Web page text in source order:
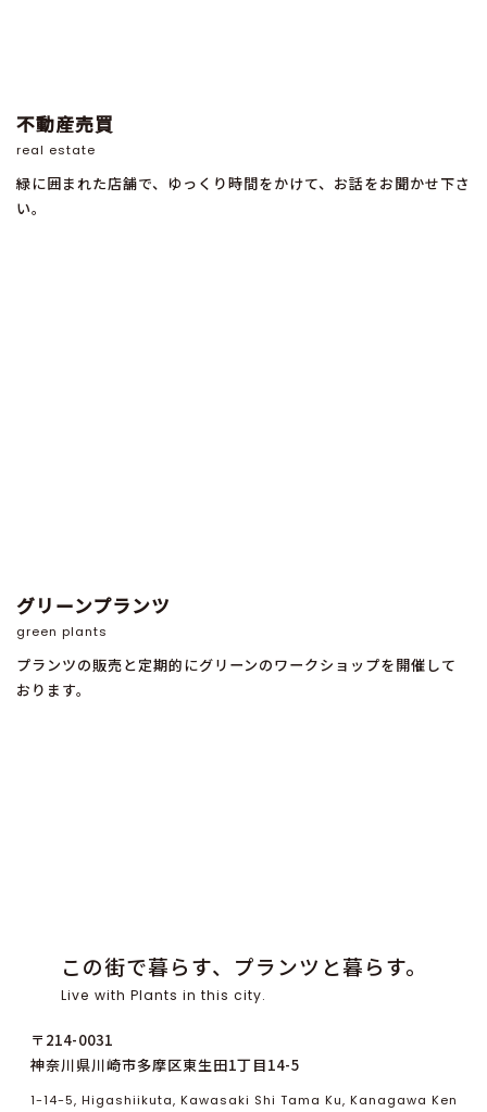
不動産売買
real estate
緑に囲まれた店舗で、ゆっくり時間をかけて、お話をお聞かせ下さ
い。
グリーンプランツ
green plants
プランツの販売と定期的にグリーンのワークショップを開催して
おります。
この街で暮らす、プランツと暮らす。
Live with Plants in this city.
〒214-0031
神奈川県川崎市多摩区東生田1丁目14-5
1-14-5, Higashiikuta, Kawasaki Shi Tama Ku, Kanagawa Ken